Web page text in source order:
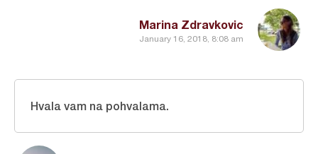
Marina Zdravkovic
January 16, 2018, 8:08 am
Hvala vam na pohvalama.